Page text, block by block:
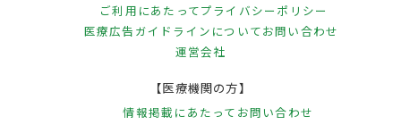
ご利用にあたってプライバシーポリシー
医療広告ガイドラインについてお問い合わせ
運営会社
【医療機関の方】
情報掲載にあたって お問い合わせ